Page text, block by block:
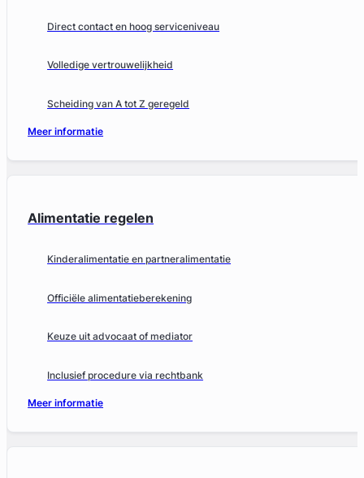
Direct contact en hoog serviceniveau
Volledige vertrouwelijkheid
Scheiding van A tot Z geregeld
Meer informatie
Alimentatie regelen
Kinderalimentatie en partneralimentatie
Officiële alimentatieberekening
Keuze uit advocaat of mediator
Inclusief procedure via rechtbank
Meer informatie